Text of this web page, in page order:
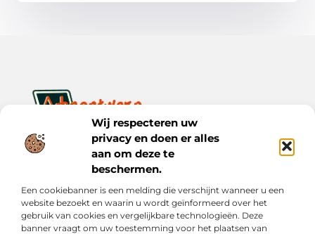
Wij respecteren uw
privacy en doen er alles
aan om deze te
beschermen.
Een cookiebanner is een melding die verschijnt wanneer u een
website bezoekt en waarin u wordt geïnformeerd over het
gebruik van cookies en vergelijkbare technologieën. Deze
banner vraagt om uw toestemming voor het plaatsen van
Ontwerp je dagelijks leven met inspiratie en verhalen.
Ontdek praktische tips, creatieve ideeën en waardevolle
inzichten op Bnontwerp.nl.
Bericht categorie